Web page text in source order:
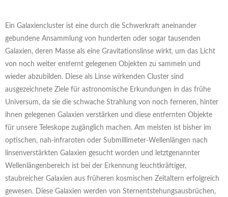
Ein Galaxiencluster ist eine durch die Schwerkraft aneinander
gebundene Ansammlung von hunderten oder sogar tausenden
Galaxien, deren Masse als eine Gravitationslinse wirkt, um das Licht
von noch weiter entfernt gelegenen Objekten zu sammeln und
wieder abzubilden. Diese als Linse wirkenden Cluster sind
ausgezeichnete Ziele für astronomische Erkundungen in das frühe
Universum, da sie die schwache Strahlung von noch ferneren, hinter
ihnen gelegenen Galaxien verstärken und diese entfernten Objekte
für unsere Teleskope zugänglich machen. Am meisten ist bisher im
optischen, nah-infraroten oder Submillimeter-Wellenlängen nach
linsenverstärkten Galaxien gesucht worden und letztgenannter
Wellenlängenbereich ist bei der Erkennung leuchtkräftiger,
staubreicher Galaxien aus früheren kosmischen Zeitaltern erfolgreich
gewesen. Diese Galaxien werden von Sternentstehungsausbrüchen,